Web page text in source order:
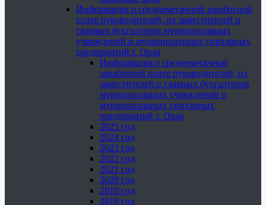
Информация о среднемесячной заработной
плате руководителей, их заместителей и
главных бухгалтеров муниципальных
учреждений и муниципальных унитарных
предприятий г. Орла
Информация о среднемесячной
заработной плате руководителей, их
заместителей и главных бухгалтеров
муниципальных учреждений и
муниципальных унитарных
предприятий г. Орла
2025 год
2024 год
2023 год
2022 год
2021 год
2020 год
2019 год
2018 год